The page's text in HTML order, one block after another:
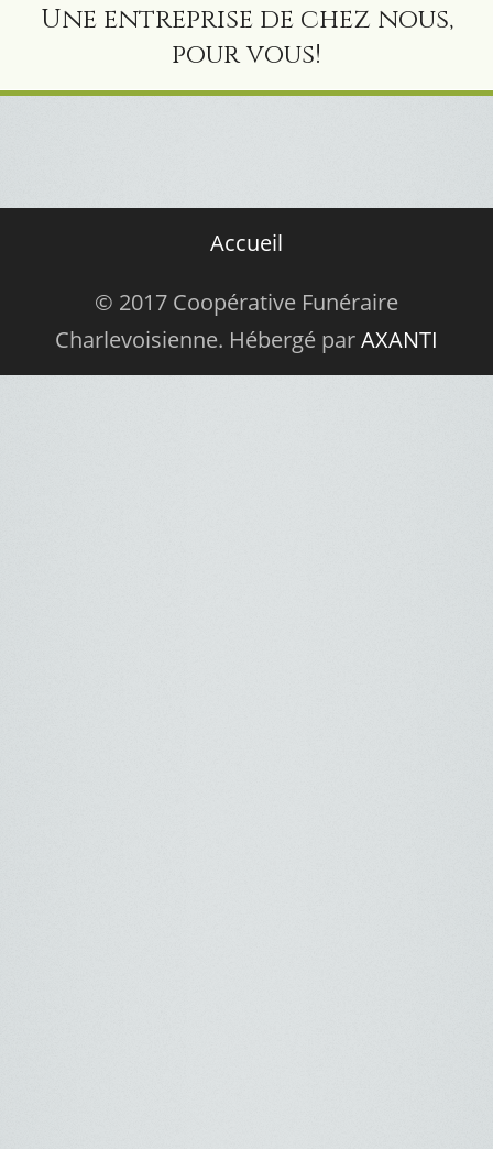
Une entreprise de chez nous,
pour vous!
Accueil
© 2017 Coopérative Funéraire
Charlevoisienne. Hébergé parAXANTI